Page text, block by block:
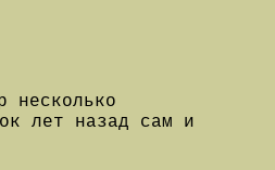
несколько
лет назад сам и